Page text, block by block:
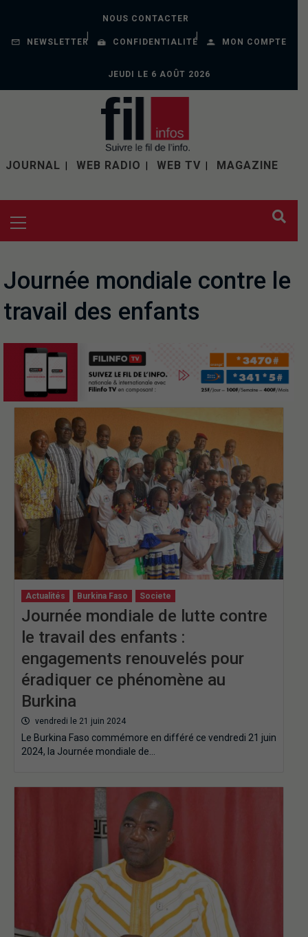
NOUS CONTACTER
NEWSLETTER CONFIDENTIALITÉ MON COMPTE
JEUDI LE 6 AOÛT 2026
JOURNAL WEB RADIO WEB TV MAGAZINE
Journée mondiale contre le
travail des enfants
Actualités Burkina Faso Societe
Journée mondiale de lutte contre
le travail des enfants :
engagements renouvelés pour
éradiquer ce phénomène au
Burkina
vendredi le 21 juin 2024
Le Burkina Faso commémore en différé ce vendredi 21 juin
2024, la Journée mondiale de…